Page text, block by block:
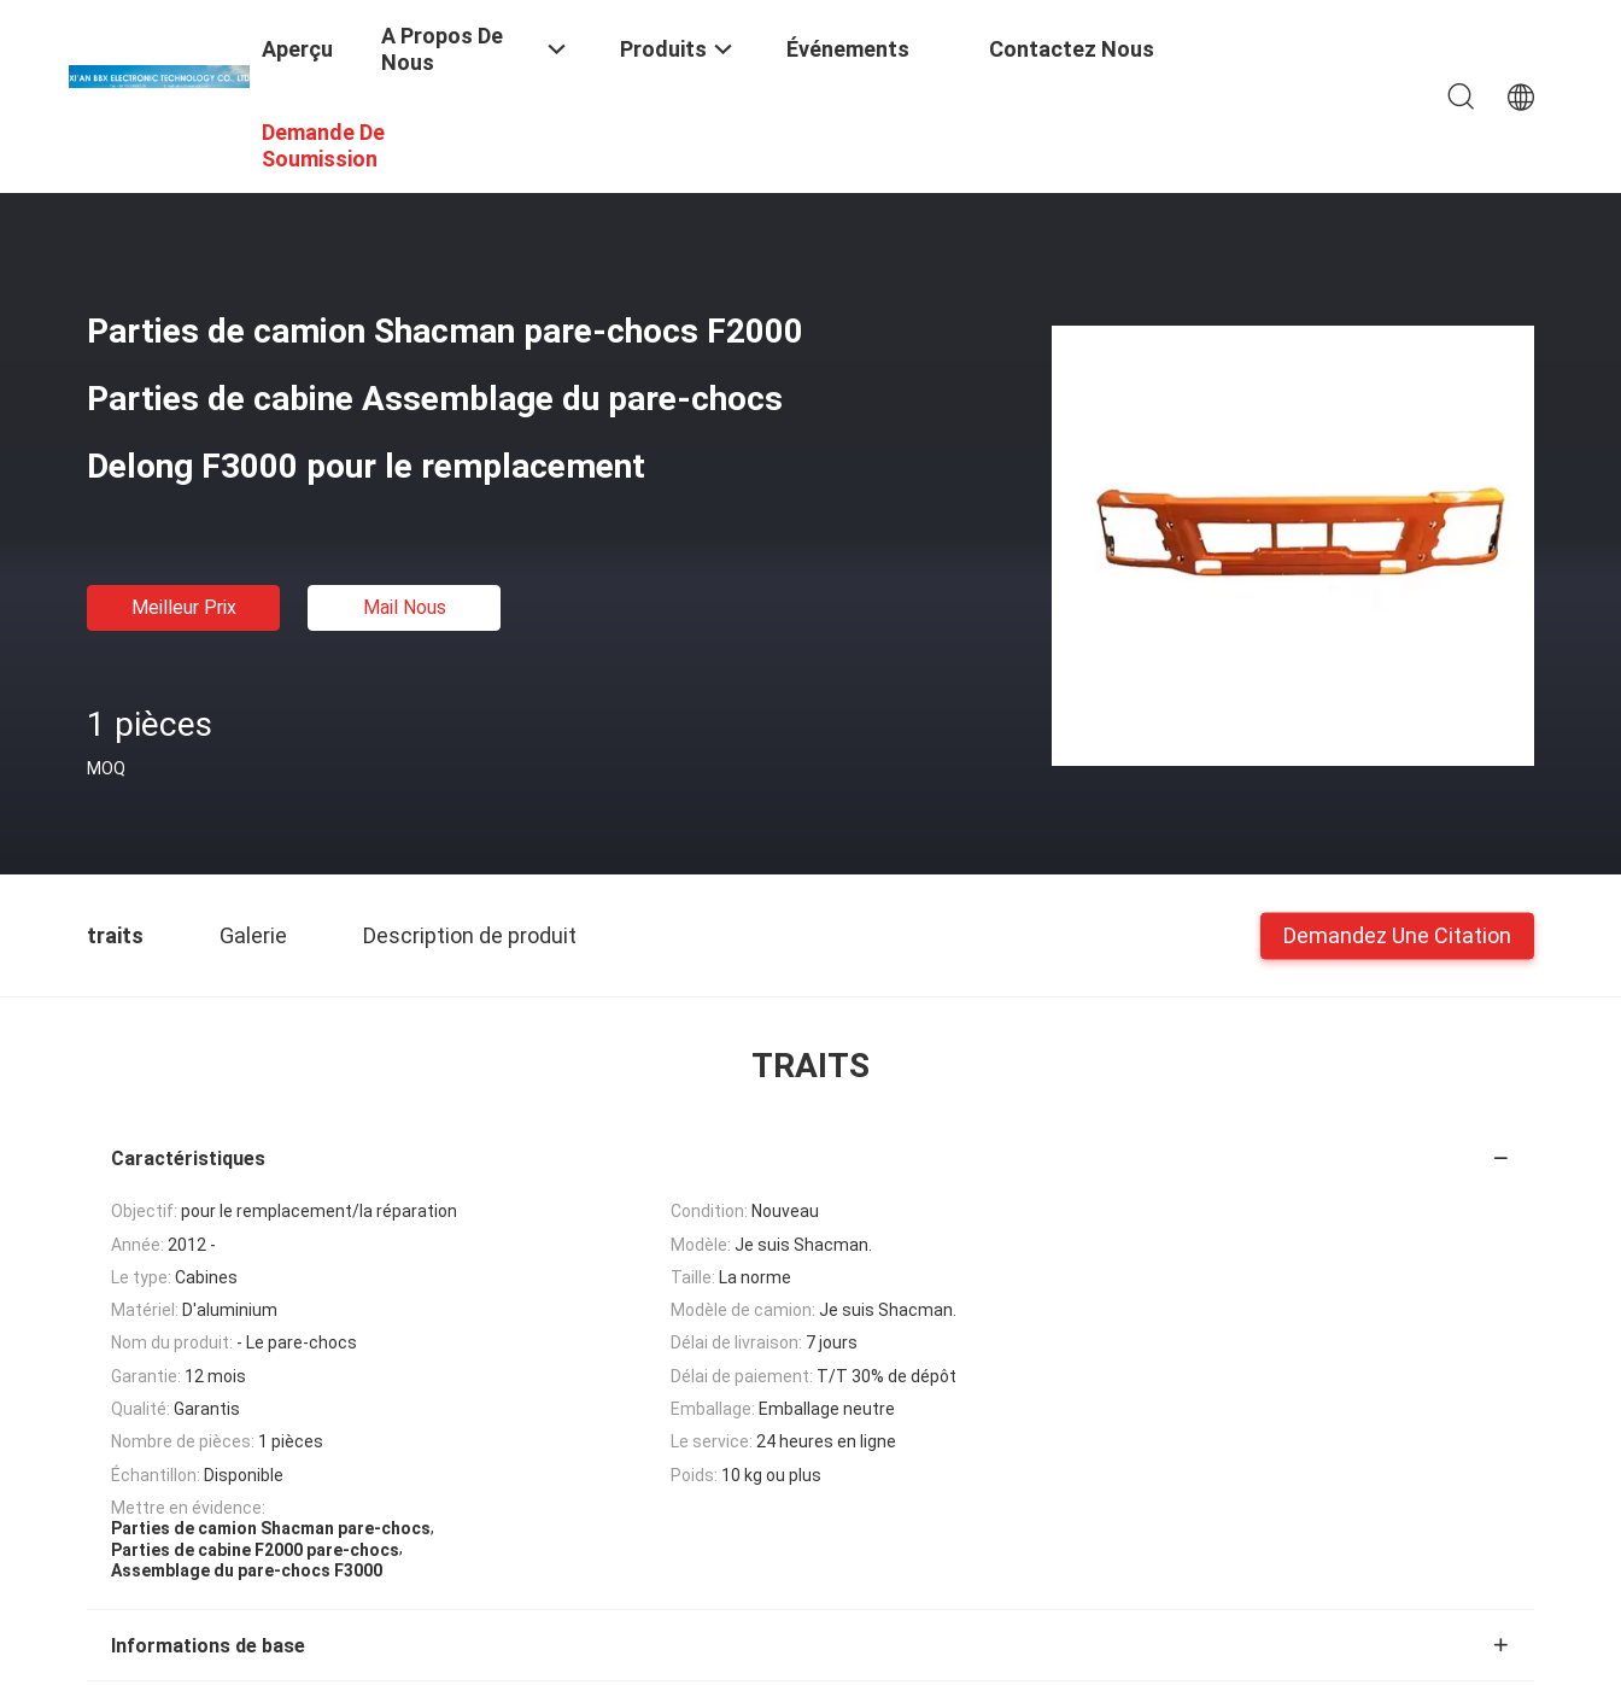
Aperçu
A Propos De
Nous
Produits Événements Contactez Nous
Demande De
Soumission
Pièces De Rechange De Camion De Shacman
Parties de camion Shacman pare-chocs F2000
Parties de cabine Assemblage du pare-chocs
Delong F3000 pour le remplacement
Meilleur Prix Mail Nous
1 pièces
MOQ
traits Galerie Description de produit Demandez Une Citation
TRAITS
Caractéristiques
Objectif: pour le remplacement/la réparation Condition: Nouveau
Année: 2012 - Modèle: Je suis Shacman.
Le type: Cabines Taille: La norme
Matériel: D'aluminium Modèle de camion: Je suis Shacman.
Nom du produit: - Le pare-chocs Délai de livraison: 7 jours
Garantie: 12 mois Délai de paiement: T/T 30% de dépôt
Qualité: Garantis Emballage: Emballage neutre
Nombre de pièces: 1 pièces Le service: 24 heures en ligne
Échantillon: Disponible Poids: 10 kg ou plus
Mettre en évidence:
Parties de camion Shacman pare-chocs,
Parties de cabine F2000 pare-chocs,
Assemblage du pare-chocs F3000
Informations de base